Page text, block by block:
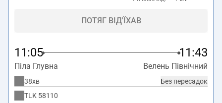
ПОТЯГ ВІД'ЇХАВ
11:05 11:43
Піла Глувна Велень Північний
Без пересадок
38хв
TLK 58110